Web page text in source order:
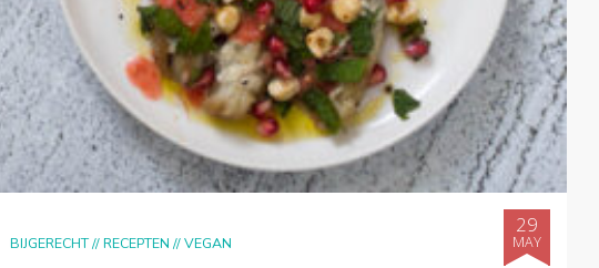
BIJGERECHT//RECEPTEN //VEGAN
29
MAY